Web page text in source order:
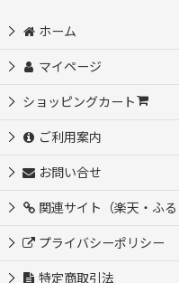
ホーム
マイページ
ショッピングカート
ご利用案内
お問い合せ
関連サイト（楽天・ふる
プライバシーポリシー
特定商取引法